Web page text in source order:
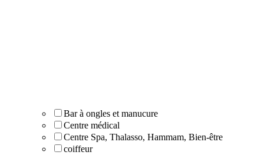
Bar à ongles et manucure
Centre médical
Centre Spa, Thalasso, Hammam, Bien-être
coiffeur